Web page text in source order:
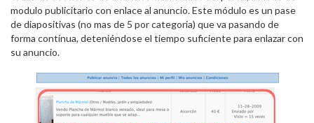
modulo publicitario con enlace al anuncio. Este módulo es un pase
de diapositivas (no mas de 5 por categoria) que va pasando de
forma contínua, deteniéndose el tiempo suficiente para enlazar con
su anuncio.